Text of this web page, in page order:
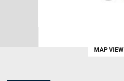
MAP VIEW